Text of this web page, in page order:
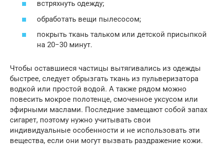
встряхнуть одежду;
обработать вещи пылесосом;
покрыть ткань тальком или детской присыпкой
на 20−30 минут.
Чтобы оставшиеся частицы вытягивались из одежды
быстрее, следует обрызгать ткань из пульверизатора
водкой или простой водой. А также рядом можно
повесить мокрое полотенце, смоченное уксусом или
эфирными маслами. Последние замещают собой запах
сигарет, поэтому нужно учитывать свои
индивидуальные особенности и не использовать эти
вещества, если они могут вызвать раздражение кожи.